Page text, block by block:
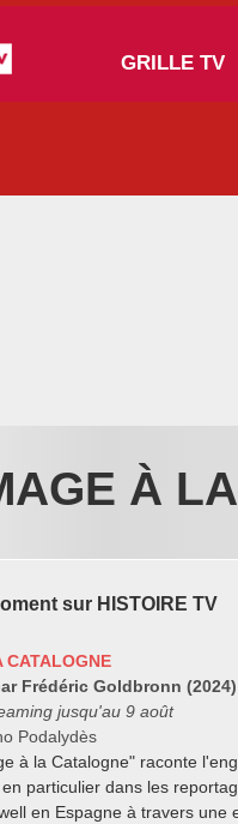
GRILLE TV
À
sur HISTOIRE TV
CATALOGNE
Frédéric Goldbronn
jusqu'au 9 août
Podalydès
à la Catalogne" raconte
particulier dans les
en Espagne à travers